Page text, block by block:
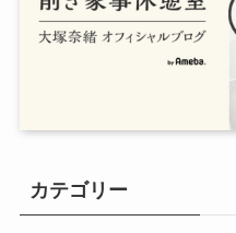
カテゴリー